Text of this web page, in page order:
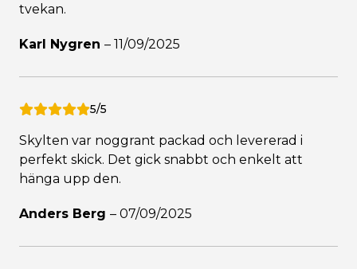
tvekan.
Karl Nygren – 11/09/2025
5/5
Skylten var noggrant packad och levererad i
perfekt skick. Det gick snabbt och enkelt att
hänga upp den.
Anders Berg – 07/09/2025